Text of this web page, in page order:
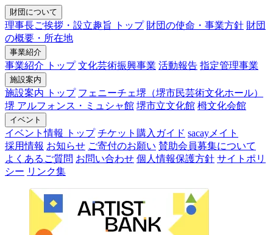
財団について
理事長ご挨拶・設立趣旨 トップ 財団の使命・事業方針 財団
の概要・所在地
事業紹介
事業紹介 トップ 文化芸術振興事業 活動報告 指定管理事業
施設案内
施設案内 トップ フェニーチェ堺（堺市民芸術文化ホール）
堺 アルフォンス・ミュシャ館 堺市立文化館 栂文化会館
イベント
イベント情報 トップ チケット購入ガイド sacayメイト
採用情報 お知らせ ご寄付のお願い 賛助会員募集について
よくあるご質問 お問い合わせ 個人情報保護方針 サイトポリ
シー リンク集